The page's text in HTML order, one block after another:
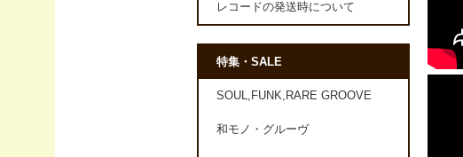
レコードの発送時について
特集・SALE
SOUL,FUNK,RARE GROOVE
和モノ・グルーヴ